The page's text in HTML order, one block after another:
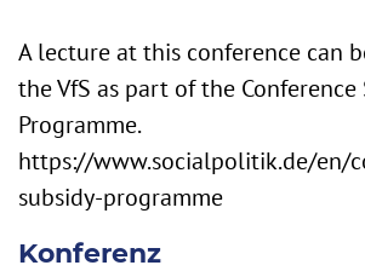
A lecture at this conference can
the VfS as part of the Conference
Programme.
https://www.socialpolitik.de/en/
subsidy-programme
Konferenz